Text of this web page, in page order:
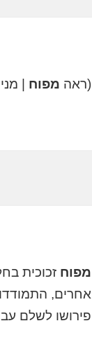
(ראה מפוח |
מפוח זכוכית
אחרים,
פירושו לשלם